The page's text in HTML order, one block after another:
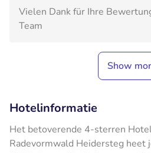
Vielen Dank für Ihre
Team
Show
Hotelinformatie
Het betoverende 4-sterren
Radevormwald Heidersteg heet